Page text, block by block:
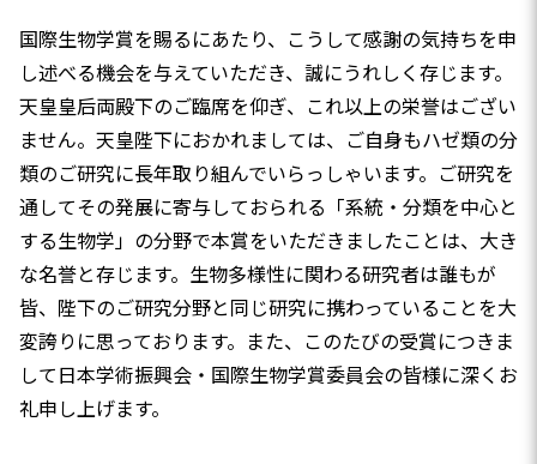
国際生物学賞を賜るにあたり、こうして感謝の気持ちを申
し述べる機会を与えていただき、誠にうれしく存じます。
天皇皇后両殿下のご臨席を仰ぎ、これ以上の栄誉はござい
ません。天皇陛下におかれましては、ご自身もハゼ類の分
類のご研究に長年取り組んでいらっしゃいます。ご研究を
通してその発展に寄与しておられる「系統・分類を中心と
する生物学」の分野で本賞をいただきましたことは、大き
な名誉と存じます。生物多様性に関わる研究者は誰もが
皆、陛下のご研究分野と同じ研究に携わっていることを大
変誇りに思っております。また、このたびの受賞につきま
して日本学術振興会・国際生物学賞委員会の皆様に深くお
礼申し上げます。